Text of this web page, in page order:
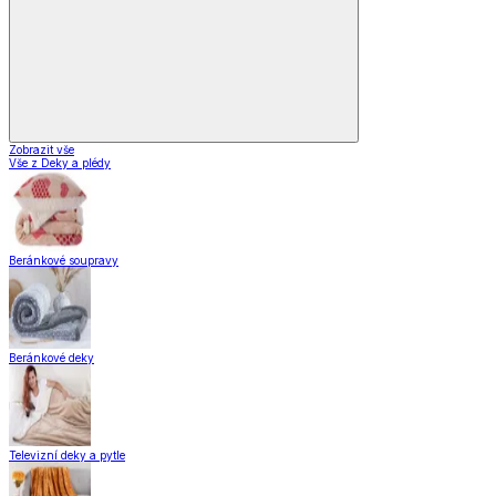
Zobrazit vše
Vše z Deky a plédy
Beránkové soupravy
Beránkové deky
Televizní deky a pytle